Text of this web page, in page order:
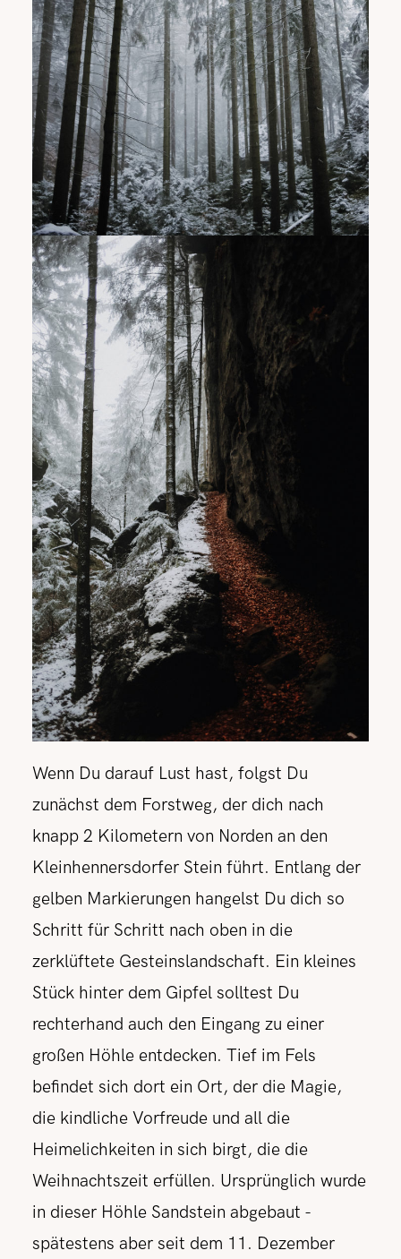
Wenn Du darauf Lust hast, folgst Du
zunächst dem Forstweg, der dich nach
knapp 2 Kilometern von Norden an den
Kleinhennersdorfer Stein führt. Entlang der
gelben Markierungen hangelst Du dich so
Schritt für Schritt nach oben in die
zerklüftete Gesteinslandschaft. Ein kleines
Stück hinter dem Gipfel solltest Du
rechterhand auch den Eingang zu einer
großen Höhle entdecken. Tief im Fels
befindet sich dort ein Ort, der die Magie,
die kindliche Vorfreude und all die
Heimelichkeiten in sich birgt, die die
Weihnachtszeit erfüllen. Ursprünglich wurde
in dieser Höhle Sandstein abgebaut -
spätestens aber seit dem 11. Dezember